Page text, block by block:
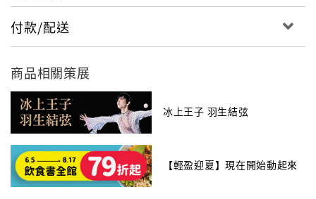
付款/配送
商品相關策展
冰上王子 羽生結弦
【輕盈迎夏】現在開始動起來